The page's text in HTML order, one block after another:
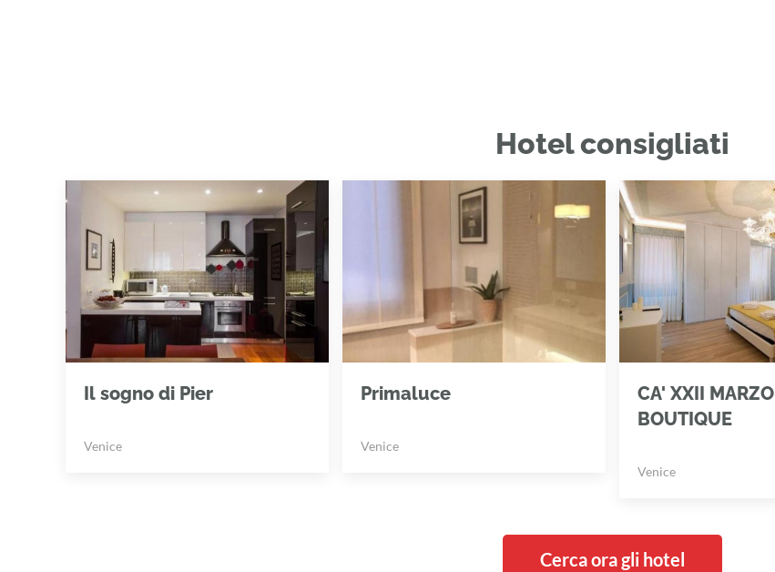
Hotel consigliati
Il sogno di Pier
Venice
Primaluce
Venice
CA' XXII MARZO
BOUTIQUE
Venice
Cerca ora gli hotel